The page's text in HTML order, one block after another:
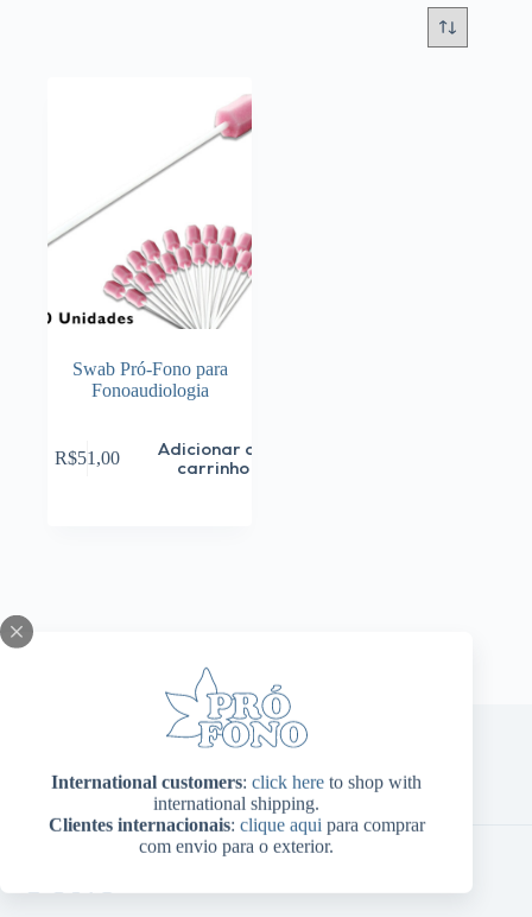
International customers: click here to shop with
international shipping.
Clientes internacionais: clique aqui para comprar
com envio para o exterior.
Swab Pró-Fono para
Fonoaudiologia
R$51,00
Adicionar ao
carrinho
Home Sobre Nós Produtos Blog
Contato
Minha conta